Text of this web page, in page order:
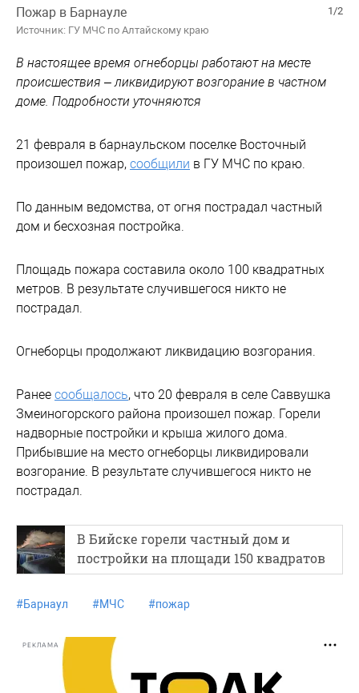
1/2
Пожар в Барнауле
Источник: ГУ МЧС по Алтайскому краю
В настоящее время огнеборцы работают на месте
происшествия – ликвидируют возгорание в частном
доме. Подробности уточняются
21 февраля в барнаульском поселке Восточный
произошел пожар, сообщили в ГУ МЧС по краю.
По данным ведомства, от огня пострадал частный
дом и бесхозная постройка.
Площадь пожара составила около 100 квадратных
метров. В результате случившегося никто не
пострадал.
Огнеборцы продолжают ликвидацию возгорания.
Ранее сообщалось, что 20 февраля в селе Саввушка
Змеиногорского района произошел пожар. Горели
надворные постройки и крыша жилого дома.
Прибывшие на место огнеборцы ликвидировали
возгорание. В результате случившегося никто не
пострадал.
В Бийске горели частный дом и
постройки на площади 150 квадратов
#Барнаул #МЧС #пожар
РЕКЛАМА